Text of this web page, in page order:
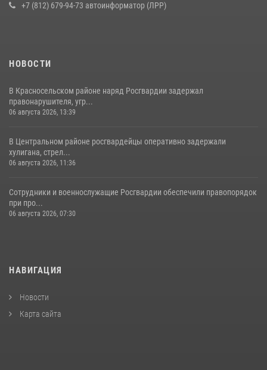
+7 (812) 679-94-73 автоинформатор (ЛРР)
НОВОСТИ
В Красносельском районе наряд Росгвардии задержал
правонарушителя, угр...
06 августа 2026, 13:39
В Центральном районе росгвардейцы оперативно задержали
хулигана, стрел...
06 августа 2026, 11:36
Сотрудники и военнослужащие Росгвардии обеспечили правопорядок
при про...
06 августа 2026, 07:30
НАВИГАЦИЯ
Новости
Карта сайта